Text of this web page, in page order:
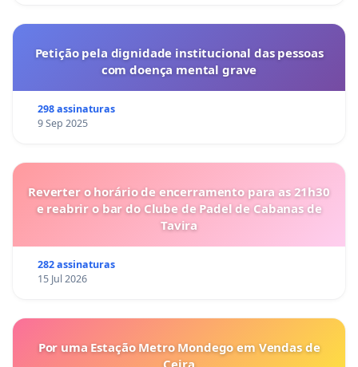
Petição pela dignidade institucional das pessoas
com doença mental grave
298 assinaturas
9 Sep 2025
Reverter o horário de encerramento para as 21h30
e reabrir o bar do Clube de Padel de Cabanas de
Tavira
282 assinaturas
15 Jul 2026
Por uma Estação Metro Mondego em Vendas de